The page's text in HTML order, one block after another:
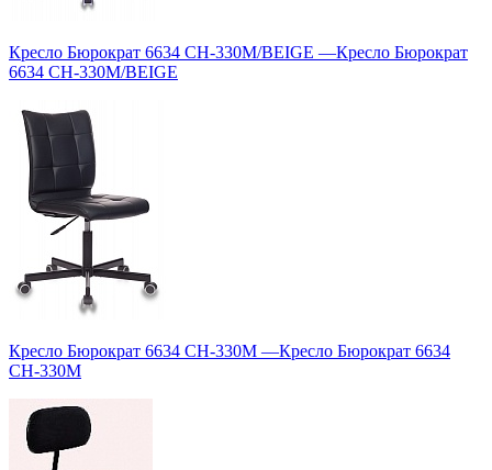
Кресло Бюрократ 6634 CH-330M/BEIGE —Кресло Бюрократ
6634 CH-330M/BEIGE
Кресло Бюрократ 6634 CH-330M —Кресло Бюрократ 6634
CH-330M